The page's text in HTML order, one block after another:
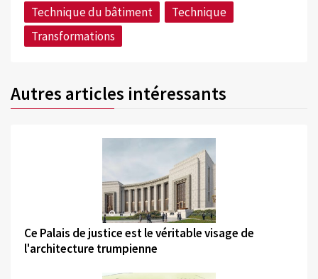
Technique du bâtiment
Technique
Transformations
Autres articles intéressants
©
Ce Palais de justice est le véritable visage de
l'architecture trumpienne